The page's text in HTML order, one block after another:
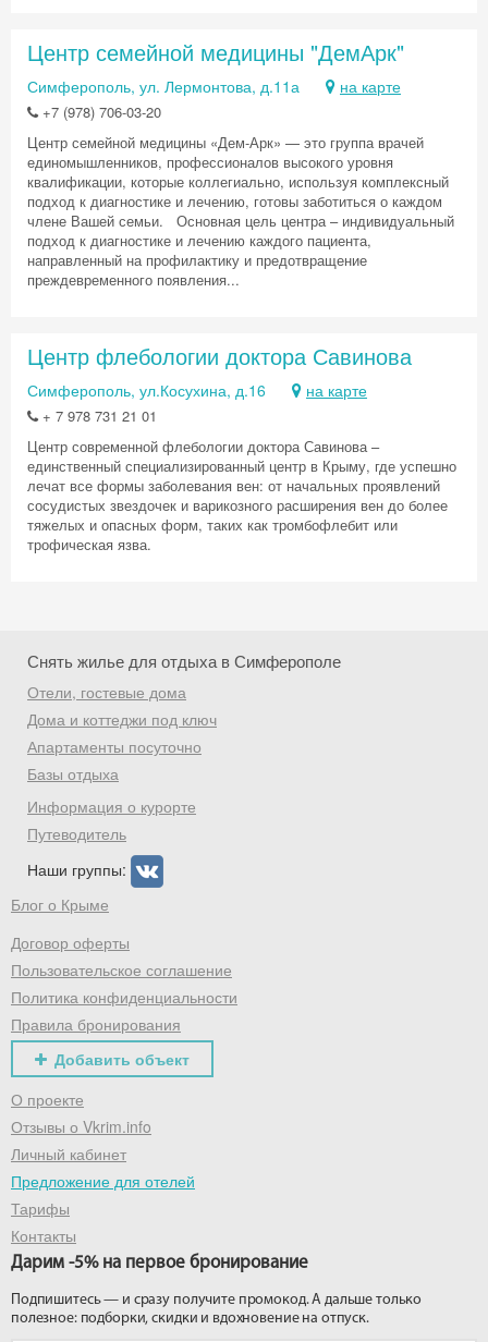
Центр семейной медицины "ДемАрк"
Симферополь, ул. Лермонтова, д.11а на карте
+7 (978) 706-03-20
Центр семейной медицины «Дем-Арк» — это группа врачей
единомышленников, профессионалов высокого уровня
квалификации, которые коллегиально, используя комплексный
подход к диагностике и лечению, готовы заботиться о каждом
члене Вашей семьи. Основная цель центра – индивидуальный
подход к диагностике и лечению каждого пациента,
направленный на профилактику и предотвращение
преждевременного появления...
Центр флебологии доктора Савинова
Симферополь, ул.Косухина, д.16 на карте
+ 7 978 731 21 01
Центр современной флебологии доктора Савинова –
единственный специализированный центр в Крыму, где успешно
лечат все формы заболевания вен: от начальных проявлений
сосудистых звездочек и варикозного расширения вен до более
тяжелых и опасных форм, таких как тромбофлебит или
трофическая язва.
Снять жилье для отдыха в Симферополе
Отели, гостевые дома
Дома и коттеджи под ключ
Апартаменты посуточно
Базы отдыха
Информация о курорте
Путеводитель
Наши группы:
Блог о Крыме
Договор оферты
Пользовательское соглашение
Политика конфиденциальности
Правила бронирования
Добавить объект
О проекте
Отзывы о Vkrim.info
Личный кабинет
Предложение для отелей
Тарифы
Контакты
Дарим -5% на первое бронирование
Подпишитесь — и сразу получите промокод. А дальше только
полезное: подборки, скидки и вдохновение на отпуск.